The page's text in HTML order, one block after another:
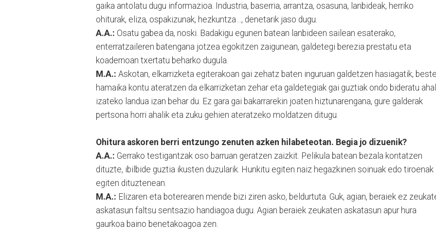
gaika antolatu dugu informazioa. Industria, baserria, arrantza, osasuna, lanbideak, herriko
ohiturak, eliza, ospakizunak, hezkuntza…, denetarik jaso dugu.
A.A.: Osatu gabea da, noski. Badakigu egunen batean lanbideen sailean esaterako,
enterratzaileren batengana jotzea egokitzen zaigunean, galdetegi berezia prestatu eta
koadernoan txertatu beharko dugula.
M.A.: Askotan, elkarrizketa egiterakoan gai zehatz baten inguruan galdetzen hasiagatik, beste
hamaika kontu ateratzen da elkarrizketan zehar eta galdetegiak gai guztiak ondo bideratu ahal
izateko landua izan behar du. Ez gara gai bakarrarekin joaten hiztunarengana, gure galderak
pertsona horri ahalik eta zuku gehien ateratzeko moldatzen ditugu.
Ohitura askoren berri entzungo zenuten azken hilabeteotan. Begia jo dizuenik?
A.A.: Gerrako testigantzak oso barruan geratzen zaizkit. Pelikula batean bezala kontatzen
dituzte, ibilbide guztia ikusten duzularik. Hunkitu egiten naiz hegazkinen soinuak edo tiroenak
egiten dituztenean.
M.A.: Elizaren eta boterearen mende bizi ziren asko, beldurtuta. Guk, agian, beraiek ez
askatasun faltsu sentsazio handiagoa dugu. Agian beraiek zeukaten askatasun apur hura
gaurkoa baino benetakoagoa zen.